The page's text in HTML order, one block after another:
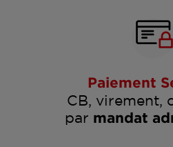
Paiement
CB, virement,
par mandat